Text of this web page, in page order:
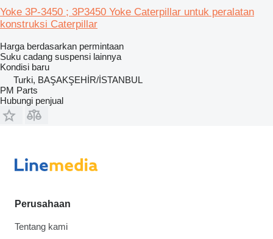
Yoke 3P-3450 ; 3P3450 Yoke Caterpillar untuk peralatan
konstruksi Caterpillar
Harga berdasarkan permintaan
Suku cadang suspensi lainnya
Kondisi baru
Turki, BAŞAKŞEHİR/İSTANBUL
PM Parts
Hubungi penjual
Perusahaan
Tentang kami